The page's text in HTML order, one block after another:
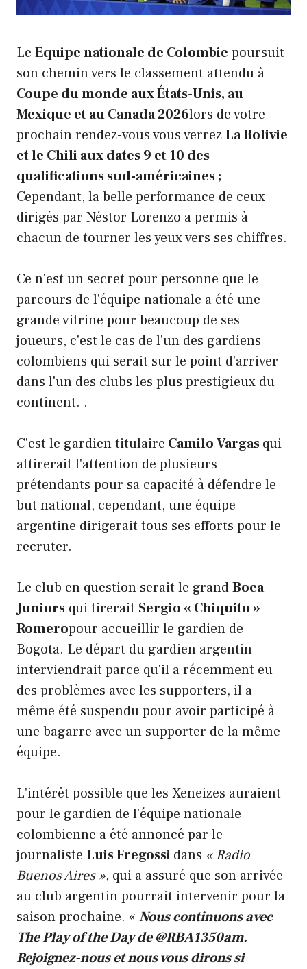
Le Equipe nationale de Colombie poursuit
son chemin vers le classement attendu à
Coupe du monde aux États-Unis, au
Mexique et au Canada 2026lors de votre
prochain rendez-vous vous verrezLa Bolivie
et le Chili aux dates 9 et 10 des
qualifications sud-américaines ;
Cependant, la belle performance de ceux
dirigés par Néstor Lorenzo a permis à
chacun de tourner les yeux vers ses chiffres.
Ce n'est un secret pour personne que le
parcours de l'équipe nationale a été une
grande vitrine pour beaucoup de ses
joueurs, c'est le cas de l'un des gardiens
colombiens qui serait sur le point d'arriver
dans l'un des clubs les plus prestigieux du
continent. .
C'est le gardien titulaire Camilo Vargasqui
attirerait l'attention de plusieurs
prétendants pour sa capacité à défendre le
but national, cependant, une équipe
argentine dirigerait tous ses efforts pour le
recruter.
Le club en question serait le grandBoca
Juniors qui tirerait Sergio « Chiquito »
Romeropour accueillir le gardien de
Bogota. Le départ du gardien argentin
interviendrait parce qu'il a récemment eu
des problèmes avec les supporters, il a
même été suspendu pour avoir participé à
une bagarre avec un supporter de la même
équipe.
L'intérêt possible que les Xeneizes auraient
pour le gardien de l'équipe nationale
colombienne a été annoncé par le
journaliste Luis Fregossidans « Radio
Buenos Aires », qui a assuré que son arrivée
au club argentin pourrait intervenir pour la
saison prochaine. « Nous continuons avec
The Play of the Day de @RBA1350am.
Rejoignez-nous et nous vous dirons si